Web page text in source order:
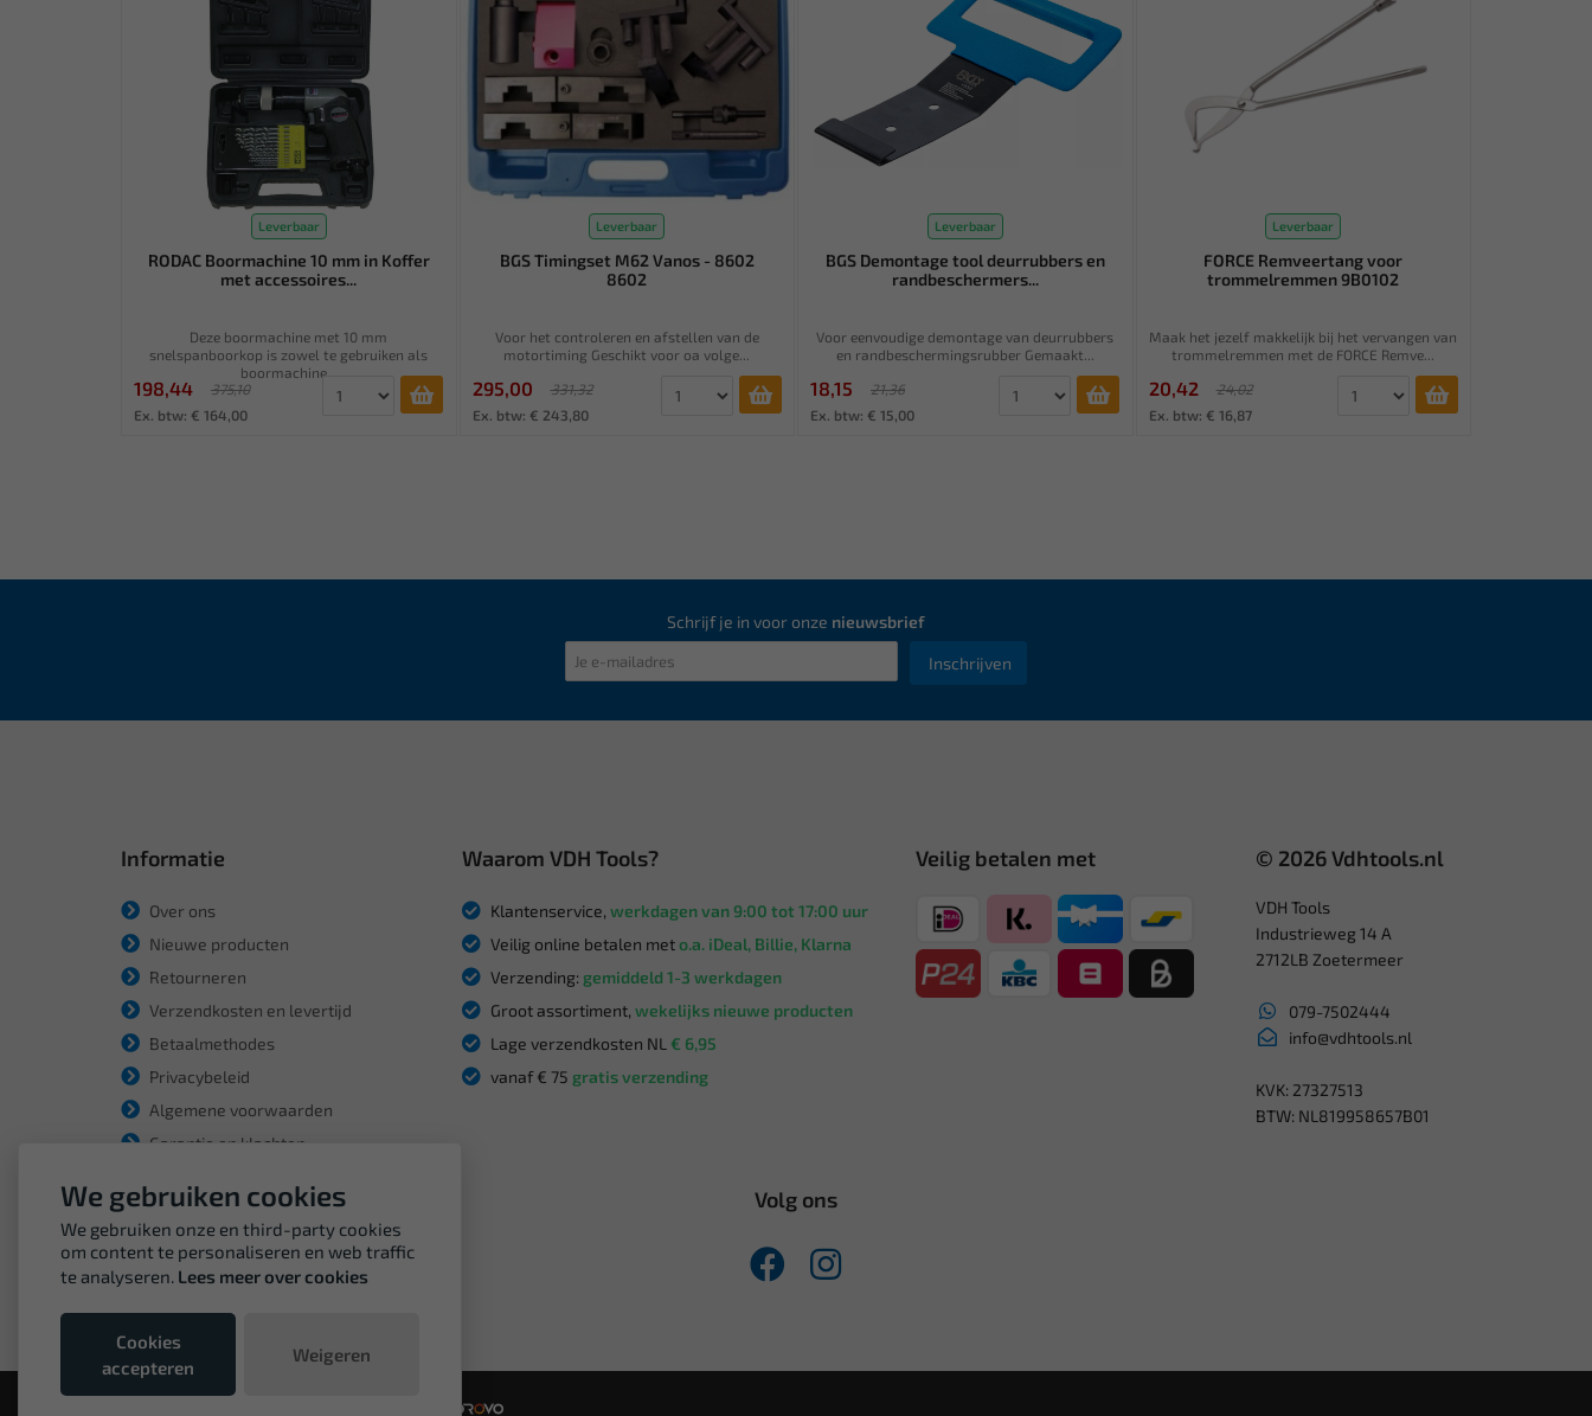
Leverbaar
RODAC Boormachine 10 mm in Koffer
met accessoires...
Deze boormachine met 10 mm
snelspanboorkop is zowel te gebruiken als
boormachine...
198,44
375,10
Ex. btw: € 164,00
Leverbaar
BGS Timingset M62 Vanos - 8602
8602
Voor het controleren en afstellen van de
motortiming Geschikt voor oa volge...
295,00
331,32
Ex. btw: € 243,80
Leverbaar
BGS Demontage tool deurrubbers en
randbeschermers...
Voor eenvoudige demontage van deurrubbers
en randbeschermingsrubber Gemaakt...
18,15
21,36
Ex. btw: € 15,00
Leverbaar
FORCE Remveertang voor
trommelremmen 9B0102
Maak het jezelf makkelijk bij het vervangen van
trommelremmen met de FORCE Remve...
20,42
24,02
Ex. btw: € 16,87
Schrijf je in voor onze nieuwsbrief
Inschrijven
Informatie
Over ons
Nieuwe producten
Retourneren
Verzendkosten en levertijd
Betaalmethodes
Privacybeleid
Algemene voorwaarden
Garantie en klachten
Waarom VDH Tools?
Klantenservice, werkdagen van 9:00 tot 17:00 uur
Veilig online betalen meto.a. iDeal, Billie, Klarna
Verzending: gemiddeld 1-3 werkdagen
Groot assortiment, wekelijks nieuwe producten
Lage verzendkosten NL € 6,95
vanaf € 75 gratis verzending
Veilig betalen met © 2026 Vdhtools.nl
VDH Tools
Industrieweg 14 A
2712LB Zoetermeer
079-7502444
info@vdhtools.nl
KVK: 27327513
BTW: NL819958657B01
Volg ons
We gebruiken cookies
We gebruiken onze en third-party cookies
om content te personaliseren en web traffic
te analyseren. Lees meer over cookies
Cookies
accepteren
Weigeren